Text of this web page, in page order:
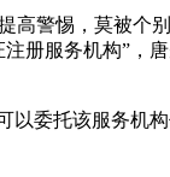
警惕，莫被个别
册服务机构”，
委托该服务机